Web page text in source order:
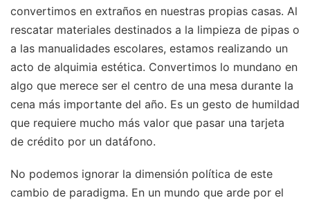
convertimos en extraños en nuestras propias casas. Al
rescatar materiales destinados a la limpieza de pipas o
a las manualidades escolares, estamos realizando un
acto de alquimia estética. Convertimos lo mundano en
algo que merece ser el centro de una mesa durante la
cena más importante del año. Es un gesto de humildad
que requiere mucho más valor que pasar una tarjeta
de crédito por un datáfono.
No podemos ignorar la dimensión política de este
cambio de paradigma. En un mundo que arde por el